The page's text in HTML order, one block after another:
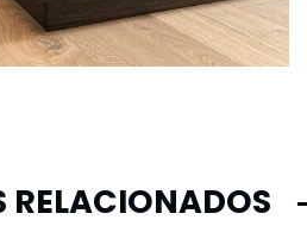
RELACIONADOS